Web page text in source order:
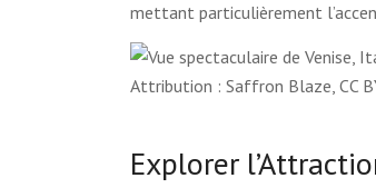
mettant particulièrement
Attribution : Saffron Blaze, CC
Explorer